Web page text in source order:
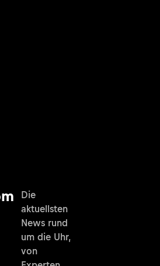
Die
aktuellsten
News rund
um die Uhr,
von